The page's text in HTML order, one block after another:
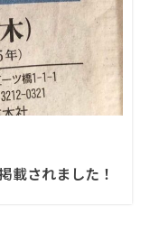
載されました！